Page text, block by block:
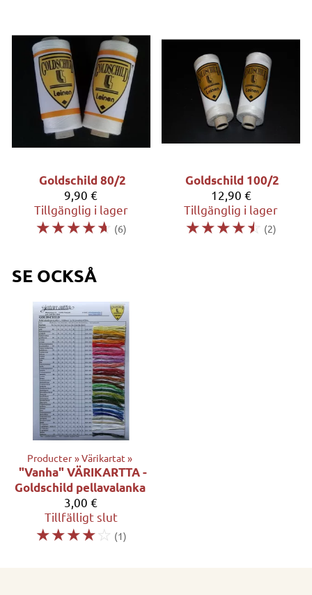
Goldschild 80/2
9,90 €
Tillgänglig i lager
☆☆☆☆☆ (6)
Goldschild 100/2
12,90 €
Tillgänglig i lager
☆☆☆☆☆ (2)
SE OCKSÅ
Producter ‪»Värikartat ‪»
"Vanha" VÄRIKARTTA -
Goldschild pellavalanka
3,00 €
Tillfälligt slut
☆☆☆☆☆ (1)